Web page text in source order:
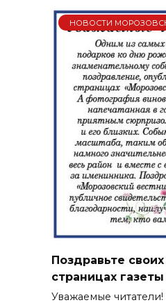
НОВОСТИ
Поздравьте
страницах газеты
Уважаемые